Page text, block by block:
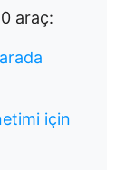
araç:
için